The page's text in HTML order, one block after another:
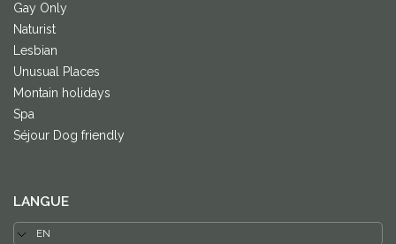
Gay Only
Naturist
Lesbian
Unusual Places
Montain holidays
Spa
Séjour Dog friendly
LANGUE